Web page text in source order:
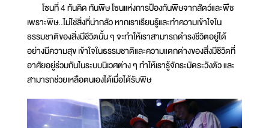
โซนที่ 4 ทันคิด ทันพิษ โซนแห่งการป้องกันพิษจากสัตว์และพืช
เพราะพิษ..ไม่ใช่สิ่งที่น่ากลัว หากเราเรียนรู้และทำความเข้าใจใน
ธรรมชาติของสิ่งมีชีวิตนั้น ๆ จะทำให้เราสามารถดำรงชีวิตอยู่ได้
อย่างมีความสุข เข้าใจในธรรมชาติและความแตกต่างของสิ่งมีชีวิตที่
อาศัยอยู่ร่วมกันในระบบนิเวศต่าง ๆ ทำให้เรารู้จักระมัดระวังตัว และ
สามารถช่วยเหลือตนเองได้เมื่อได้รับพิษ